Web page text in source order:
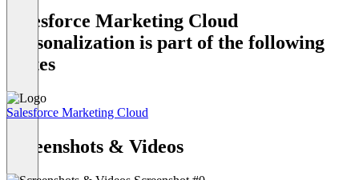
Salesforce Marketing Cloud
Personalization is part of the following
Suites
Salesforce Marketing Cloud
Screenshots & Videos